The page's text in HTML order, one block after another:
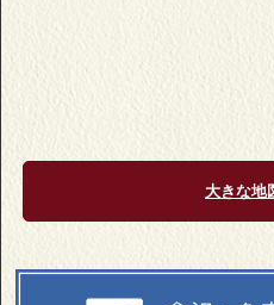
大きな地